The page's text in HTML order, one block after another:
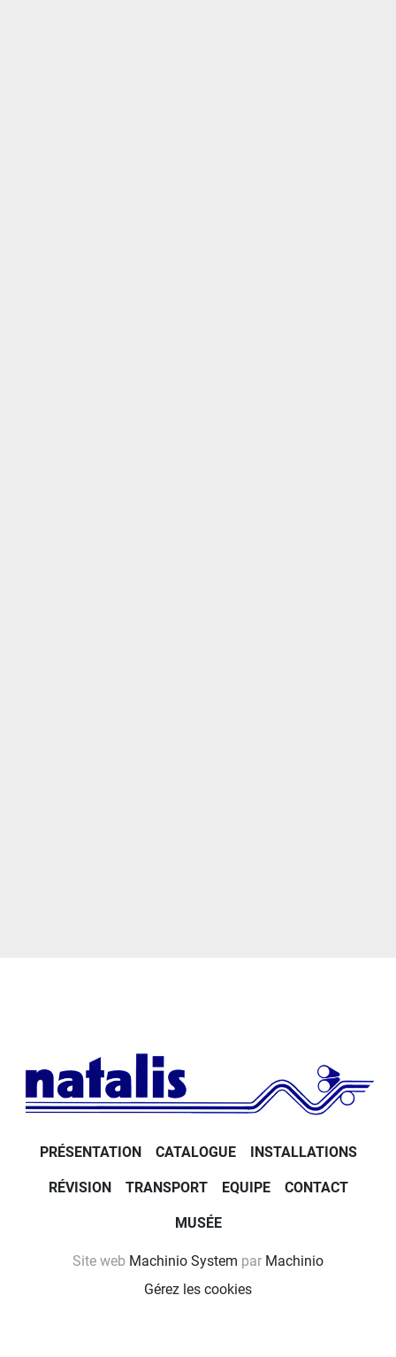
PRÉSENTATION CATALOGUE INSTALLATIONS
RÉVISION TRANSPORT EQUIPE CONTACT
MUSÉE
Site web Machinio System par Machinio
Gérez les cookies